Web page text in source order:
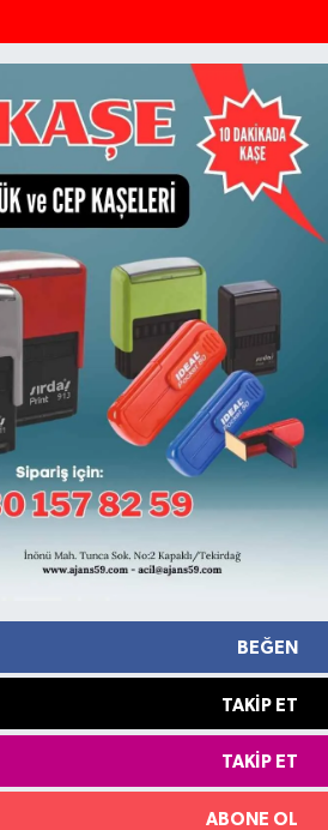
BEĞEN
TAKIP ET
TAKIP ET
ABONE OL